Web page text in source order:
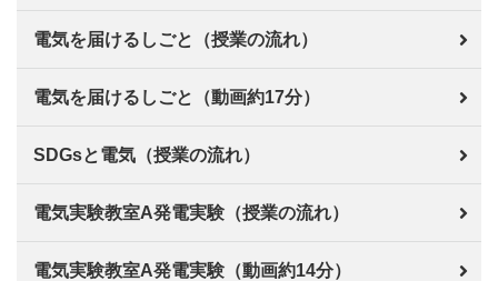
電気を届けるしごと（授業の流れ）
電気を届けるしごと（動画約17分）
SDGsと電気（授業の流れ）
電気実験教室A発電実験（授業の流れ）
電気実験教室A発電実験（動画約14分）